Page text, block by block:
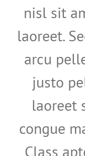
nisl sit
laoreet.
arcu
justo
laoreet
congue
Class